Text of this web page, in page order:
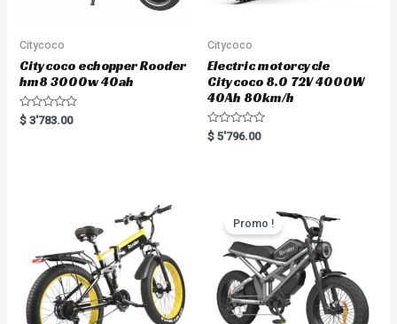
Citycoco
Citycoco echopper Rooder
hm8 3000w 40ah
R
a
$ 3'783.00
Citycoco
Electric motorcycle
Citycoco 8.0 72V 4000W
40Ah 80km/h
R
a
$ 5'796.00
Promo !